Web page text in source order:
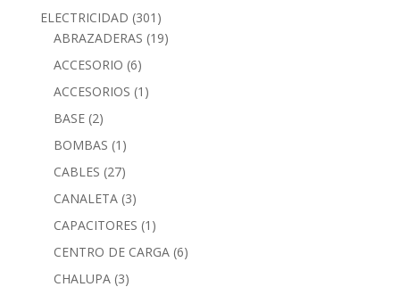
ELECTRICIDAD (301)
ABRAZADERAS (19)
ACCESORIO (6)
ACCESORIOS (1)
BASE (2)
BOMBAS (1)
CABLES (27)
CANALETA (3)
CAPACITORES (1)
CENTRO DE CARGA (6)
CHALUPA (3)